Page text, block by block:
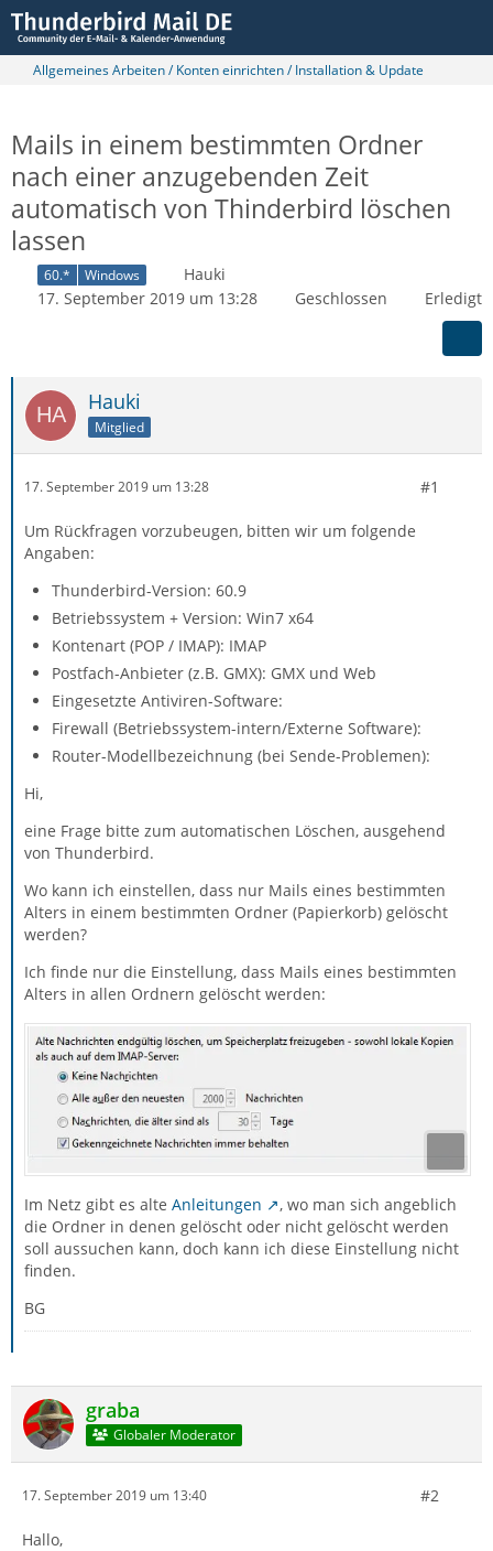
Allgemeines Arbeiten / Konten einrichten / Installation & Update
Mails in einem bestimmten Ordner
nach einer anzugebenden Zeit
automatisch von Thinderbird löschen
lassen
60.* Windows
Hauki
17. September 2019 um 13:28
Geschlossen Erledigt
Hauki
Mitglied
17. September 2019 um 13:28 #1
Um Rückfragen vorzubeugen, bitten wir um folgende
Angaben:
Thunderbird-Version: 60.9
Betriebssystem + Version: Win7 x64
Kontenart (POP / IMAP): IMAP
Postfach-Anbieter (z.B. GMX): GMX und Web
Eingesetzte Antiviren-Software:
Firewall (Betriebssystem-intern/Externe Software):
Router-Modellbezeichnung (bei Sende-Problemen):
Hi,
eine Frage bitte zum automatischen Löschen, ausgehend
von Thunderbird.
Wo kann ich einstellen, dass nur Mails eines bestimmten
Alters in einem bestimmten Ordner (Papierkorb) gelöscht
werden?
Ich finde nur die Einstellung, dass Mails eines bestimmten
Alters in allen Ordnern gelöscht werden:
Im Netz gibt es alte Anleitungen
, wo man sich angeblich
die Ordner in denen gelöscht oder nicht gelöscht werden
soll aussuchen kann, doch kann ich diese Einstellung nicht
finden.
BG
graba
Globaler Moderator
17. September 2019 um 13:40 #2
Hallo,